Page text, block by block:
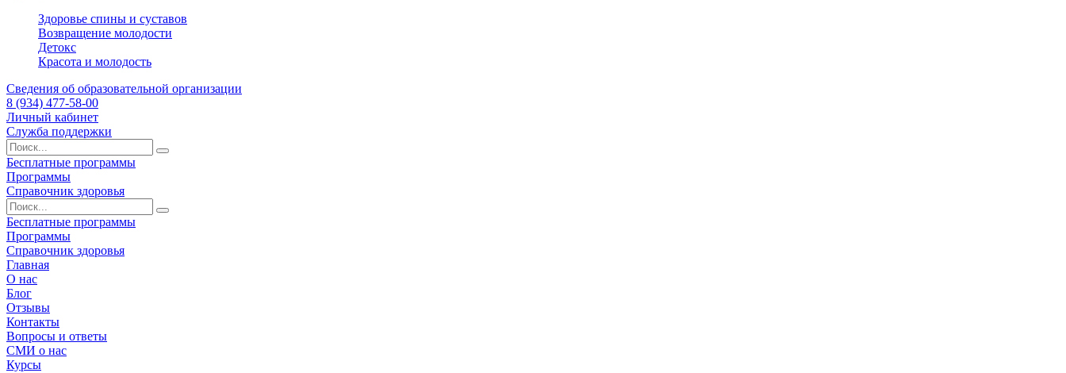
Здоровье спины и суставов
Возвращение молодости
Детокс
Красота и молодость
Сведения об образовательной организации
8 (934) 477-58-00
Личный кабинет
Служба поддержки
Бесплатные программы
Программы
Справочник здоровья
Бесплатные программы
Программы
Справочник здоровья
Главная
О нас
Блог
Отзывы
Контакты
Вопросы и ответы
СМИ о нас
Курсы